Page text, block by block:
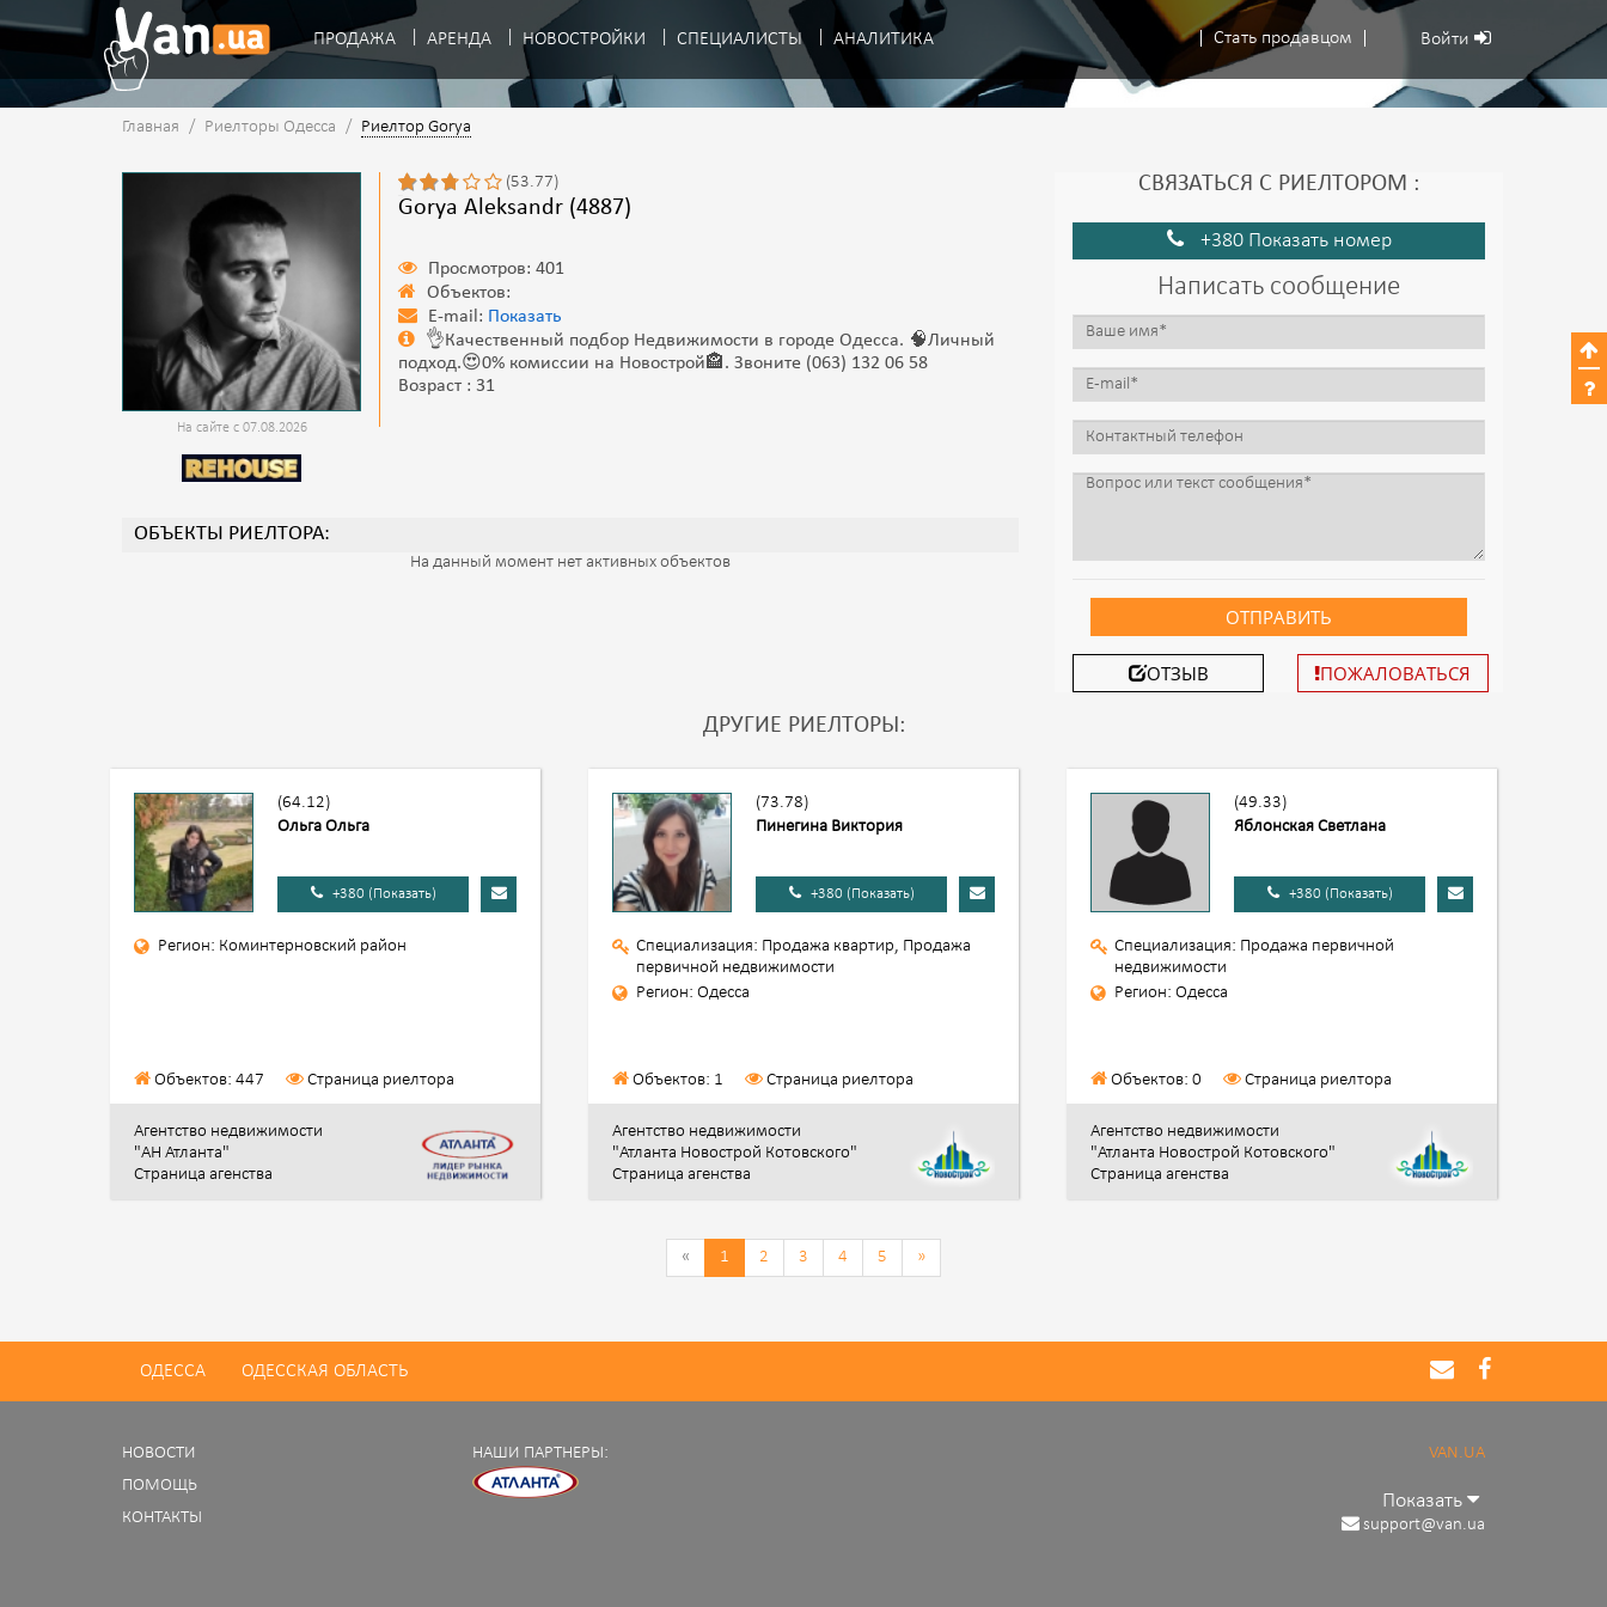
Стать продавцом Войти
ПРОДАЖА АРЕНДА НОВОСТРОЙКИ СПЕЦИАЛИСТЫ АНАЛИТИКА
Главная / Риелторы Одесса / Риелтор Gorya
На сайте с 07.08.2026
(53.77)
Gorya Aleksandr (4887)
Просмотров: 401
Объектов:
E-mail: Показать
👌Качественный подбор Недвижимости в городе Одесса. 🧠Личный
подход.😍0% комиссии на Новострой🏤. Звоните (063) 132 06 58
Возраст : 31
ОБЪЕКТЫ РИЕЛТОРА:
На данный момент нет активных объектов
СВЯЗАТЬСЯ С РИЕЛТОРОМ :
+380 Показать номер
Написать сообщение
ОТПРАВИТЬ
ОТЗЫВ ПОЖАЛОВАТЬСЯ
ДРУГИЕ РИЕЛТОРЫ:
(64.12)
Ольга Ольга
+380 (Показать)
Регион: Коминтерновский район
Объектов: 447 Страница риелтора
Агентство недвижимости
"АН Атланта"
Страница агенства
(73.78)
Пинегина Виктория
+380 (Показать)
Специализация: Продажа квартир, Продажа
первичной недвижимости
Регион: Одесса
Объектов: 1 Страница риелтора
Агентство недвижимости
"Атланта Новострой Котовского"
Страница агенства
(49.33)
Яблонская Светлана
+380 (Показать)
Специализация: Продажа первичной
недвижимости
Регион: Одесса
Объектов: 0 Страница риелтора
Агентство недвижимости
"Атланта Новострой Котовского"
Страница агенства
« 1 2 3 4 5 »
ОДЕССА ОДЕССКАЯ ОБЛАСТЬ
НОВОСТИ
ПОМОЩЬ
КОНТАКТЫ
НАШИ ПАРТНЕРЫ: VAN.UA
Показать
support@van.ua